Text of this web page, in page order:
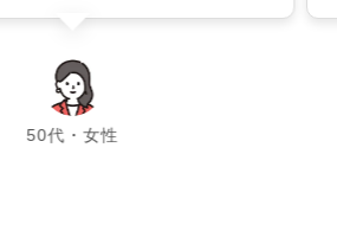
50代・女性
chevron_left chevron_right